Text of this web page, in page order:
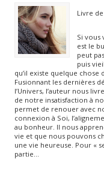
Livre
Si vous
est le
peut
puis
qu’il existe quelque chose
Fusionnant les dernières
l’Univers, l’auteur nous
de notre insatisfaction à
permet de renouer avec
connexion à Soi,
au bonheur. Il nous
vie et que nous pouvons
une vie heureuse. Pour «
partie…